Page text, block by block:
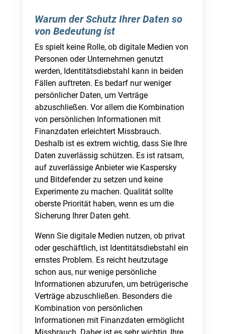
Warum der Schutz Ihrer Daten so
von Bedeutung ist
Es spielt keine Rolle, ob digitale Medien von
Personen oder Unternehmen genutzt
werden, Identitätsdiebstahl kann in beiden
Fällen auftreten. Es bedarf nur weniger
persönlicher Daten, um Verträge
abzuschließen. Vor allem die Kombination
von persönlichen Informationen mit
Finanzdaten erleichtert Missbrauch.
Deshalb ist es extrem wichtig, dass Sie Ihre
Daten zuverlässig schützen. Es ist ratsam,
auf zuverlässige Anbieter wie Kaspersky
und Bitdefender zu setzen und keine
Experimente zu machen. Qualität sollte
oberste Priorität haben, wenn es um die
Sicherung Ihrer Daten geht.
Wenn Sie digitale Medien nutzen, ob privat
oder geschäftlich, ist Identitätsdiebstahl ein
ernstes Problem. Es reicht heutzutage
schon aus, nur wenige persönliche
Informationen abzurufen, um betrügerische
Verträge abzuschließen. Besonders die
Kombination von persönlichen
Informationen mit Finanzdaten ermöglicht
Missbrauch. Daher ist es sehr wichtig, Ihre